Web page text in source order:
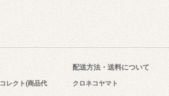
レクト(商品代
配送方法・送料について
クロネコヤマト